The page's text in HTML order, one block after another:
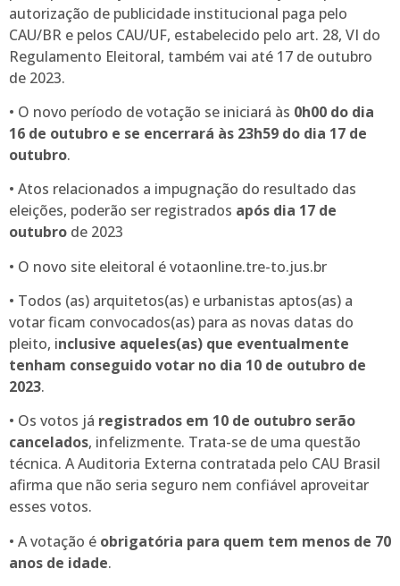
autorização de publicidade institucional paga pelo
CAU/BR e pelos CAU/UF, estabelecido pelo art. 28, VI do
Regulamento Eleitoral, também vai até 17 de outubro
de 2023.
• O novo período de votação se iniciará às 0h00 do dia
16 de outubro e se encerrará às 23h59 do dia 17 de
outubro.
• Atos relacionados a impugnação do resultado das
eleições, poderão ser registrados após dia 17 de
outubro de 2023
• O novo site eleitoral é votaonline.tre-to.jus.br
• Todos (as) arquitetos(as) e urbanistas aptos(as) a
votar ficam convocados(as) para as novas datas do
pleito, inclusive aqueles(as) que eventualmente
tenham conseguido votar no dia 10 de outubro de
2023.
• Os votos já registrados em 10 de outubro serão
cancelados, infelizmente. Trata-se de uma questão
técnica. A Auditoria Externa contratada pelo CAU Brasil
afirma que não seria seguro nem confiável aproveitar
esses votos.
• A votação é obrigatória para quem tem menos de 70
anos de idade.